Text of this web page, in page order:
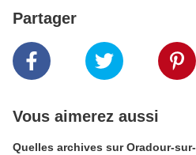
Partager
Vous aimerez aussi
Quelles archives sur Oradour-sur-